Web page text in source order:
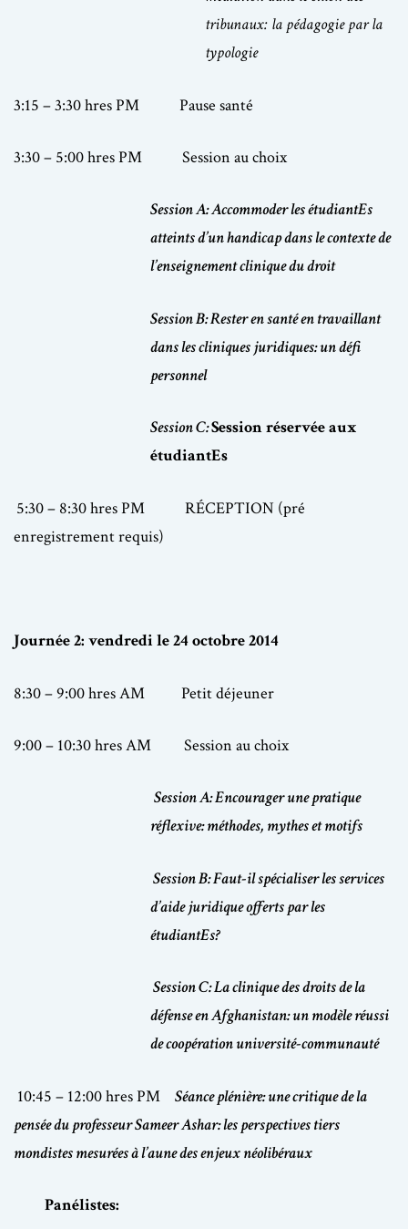
tribunaux: la pédagogie par la
typologie
3:15 – 3:30 hres PM Pause santé
3:30 – 5:00 hres PM Session au choix
Session A: Accommoder les étudiantEs
atteints d’un handicap dans le contexte de
l’enseignement clinique du droit
Session B: Rester en santé en travaillant
dans les cliniques juridiques: un défi
personnel
Session C:Session réservée aux
étudiantEs
5:30 – 8:30 hres PM
RÉCEPTION (pré
enregistrement requis)
Journée 2: vendredi le 24 octobre 2014
8:30 – 9:00 hres AM Petit déjeuner
9:00 – 10:30 hres AM Session au choix
Session A: Encourager une pratique
réflexive: méthodes, mythes et motifs
Session B: Faut-il spécialiser les services
d’aide juridique offerts par les
étudiantEs?
Session C: La clinique des droits de la
défense en Afghanistan: un modèle réussi
de coopération université-communauté
10:45 – 12:00 hres PM Séance plénière: une critique de la
pensée du professeur Sameer Ashar: les perspectives tiers
mondistes mesurées à l’aune des enjeux néolibéraux
Panélistes: